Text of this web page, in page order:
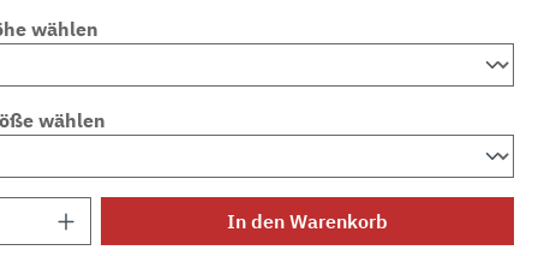
wählen
wählen
Anzahl: Gib den gewünschten Wert ein
In den Warenkorb